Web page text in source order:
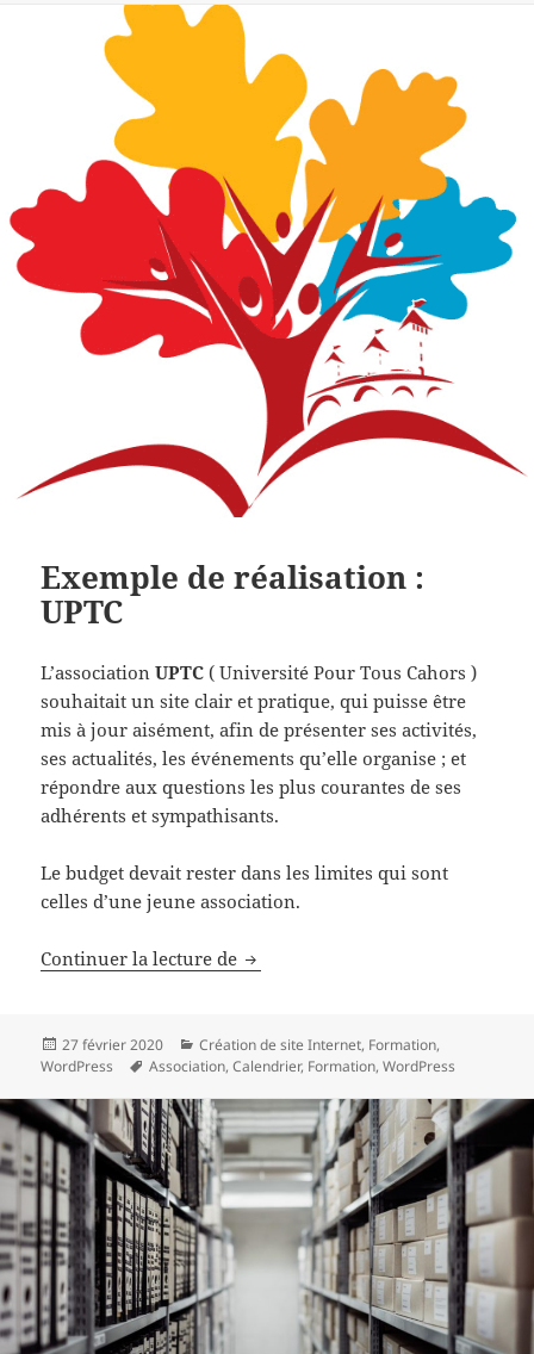
Exemple de réalisation :
UPTC
L’associationUPTC( Université Pour Tous Cahors )
souhaitait un site clair et pratique, qui puisse être
mis à jour aisément, afin de présenter ses activités,
ses actualités, les événements qu’elle organise ; et
répondre aux questions les plus courantes de ses
adhérents et sympathisants.
Le budget devait rester dans les limites qui sont
celles d’une jeune association.
Continuer la lecture de Exemple de réalisation : UPTC
Publié
le
27 février 2020 Catégories
Création de site Internet, Formation,
WordPress
Mots-
Association,Calendrier, Formation,WordPress